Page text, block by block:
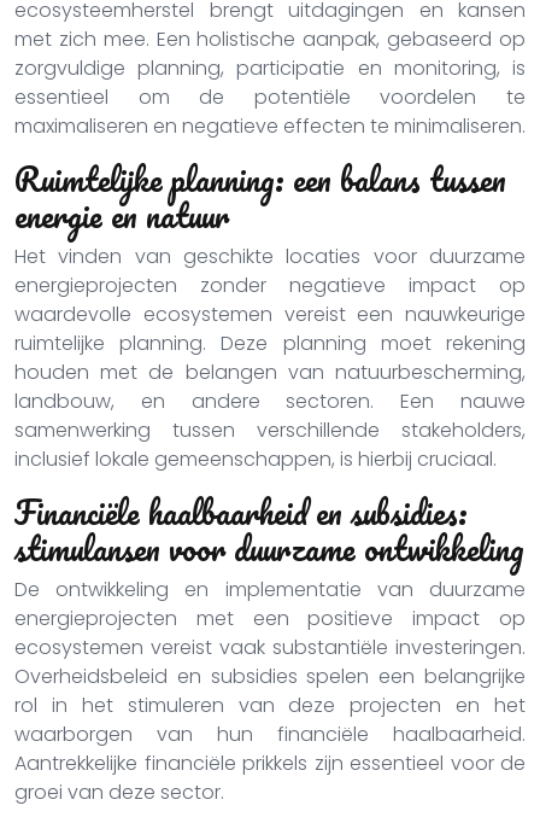
ecosysteemherstel brengt uitdagingen en kansen
met zich mee. Een holistische aanpak, gebaseerd op
zorgvuldige planning, participatie en monitoring, is
essentieel om de potentiële voordelen te
maximaliseren en negatieve effecten te minimaliseren.
Ruimtelijke planning: een balans tussen
energie en natuur
Het vinden van geschikte locaties voor duurzame
energieprojecten zonder negatieve impact op
waardevolle ecosystemen vereist een nauwkeurige
ruimtelijke planning. Deze planning moet rekening
houden met de belangen van natuurbescherming,
landbouw, en andere sectoren. Een nauwe
samenwerking tussen verschillende stakeholders,
inclusief lokale gemeenschappen, is hierbij cruciaal.
Financiële haalbaarheid en subsidies:
stimulansen voor duurzame ontwikkeling
De ontwikkeling en implementatie van duurzame
energieprojecten met een positieve impact op
ecosystemen vereist vaak substantiële investeringen.
Overheidsbeleid en subsidies spelen een belangrijke
rol in het stimuleren van deze projecten en het
waarborgen van hun financiële haalbaarheid.
Aantrekkelijke financiële prikkels zijn essentieel voor de
groei van deze sector.